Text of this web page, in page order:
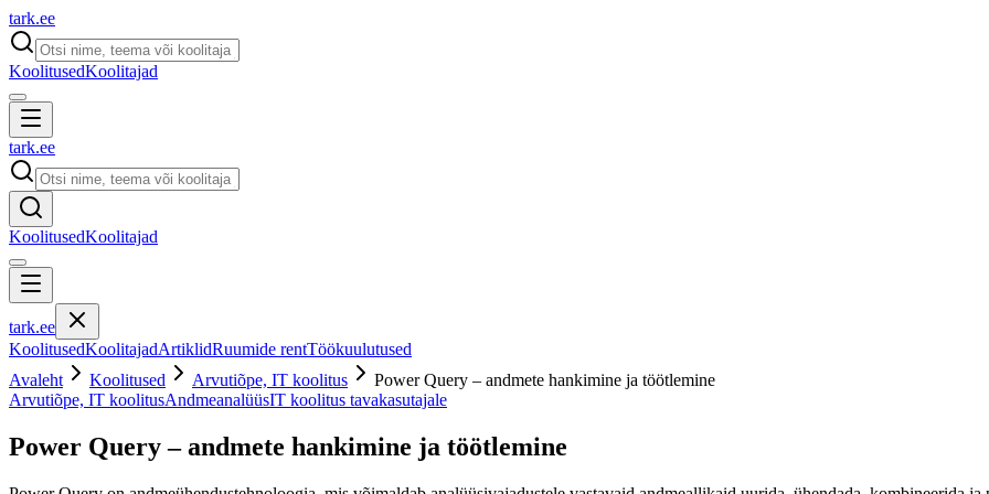
tark.ee
KoolitusedKoolitajad
tark.ee
KoolitusedKoolitajad
tark.ee
KoolitusedKoolitajadArtiklidRuumide rentTöökuulutused
Avaleht
Koolitused Arvutiõpe, IT koolitus
Power Query – andmete hankimine ja töötlemine
Arvutiõpe, IT koolitusAndmeanalüüsIT koolitus tavakasutajale
Power Query – andmete hankimine ja töötlemine